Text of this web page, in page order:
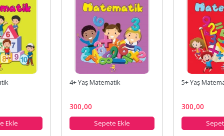
Ekle
4+ Yaş Matematik
300,00
Sepete Ekle
5+ Yaş
300,00